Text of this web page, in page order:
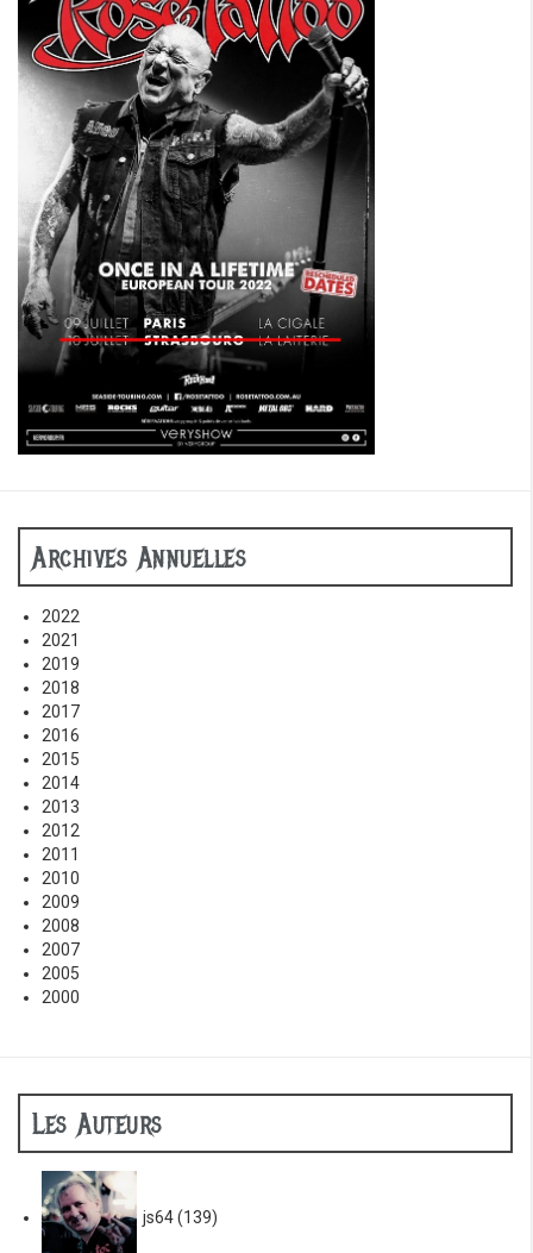
Archives Annuelles
2022
2021
2019
2018
2017
2016
2015
2014
2013
2012
2011
2010
2009
2008
2007
2005
2000
Les Auteurs
js64(139)